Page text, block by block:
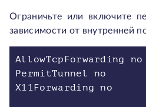
Ограничьте или включите
зависимости от внутренней
AllowTcpForwarding no
PermitTunnel no
X11Forwarding no